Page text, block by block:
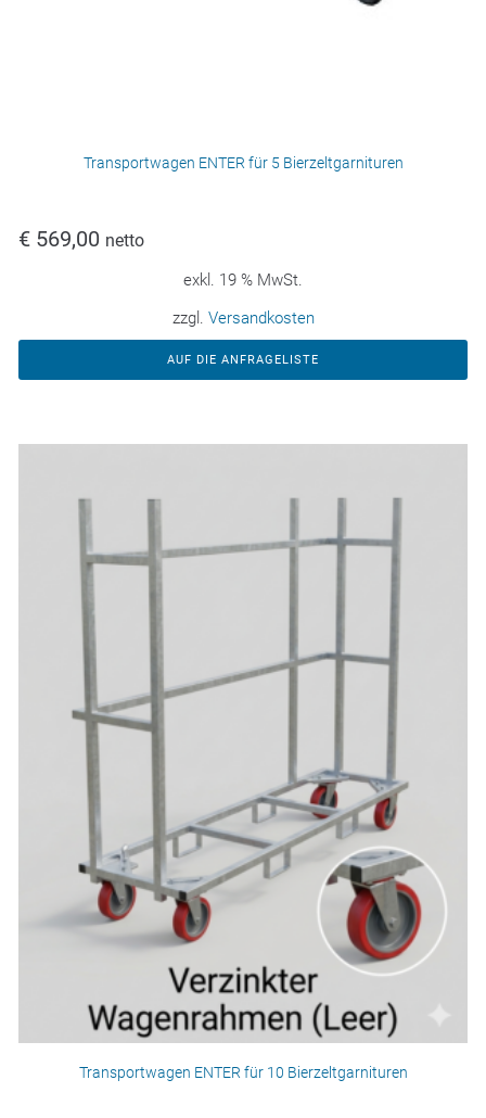
Transportwagen ENTER für 5 Bierzeltgarnituren
€ 569,00 netto
exkl. 19 % MwSt.
zzgl. Versandkosten
AUF DIE ANFRAGELISTE
Transportwagen ENTER für 10 Bierzeltgarnituren